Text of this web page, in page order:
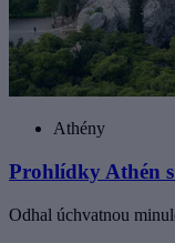
Athény
Prohlídky Athén
Odhal úchvatnou